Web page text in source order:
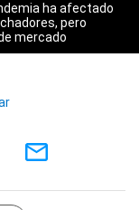
ha afectado
pero
mercado